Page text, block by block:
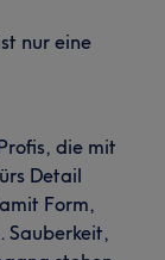
nur eine
die mit
Detail
Form,
Sauberkeit,